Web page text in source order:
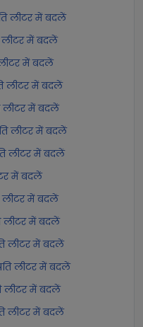
लीटर में बदलें
लीटर में बदलें
लीटर में बदलें
लीटर में बदलें
लीटर में बदलें
लीटर में बदलें
लीटर में बदलें
में बदलें
लीटर में बदलें
लीटर में बदलें
लीटर में बदलें
लीटर में बदलें
लीटर में बदलें
लीटर में बदलें